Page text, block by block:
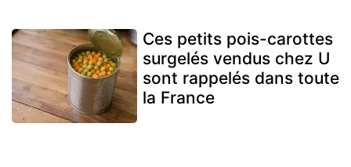
Ces petits pois-carottes
surgelés vendus chez U
sont rappelés dans toute
la France